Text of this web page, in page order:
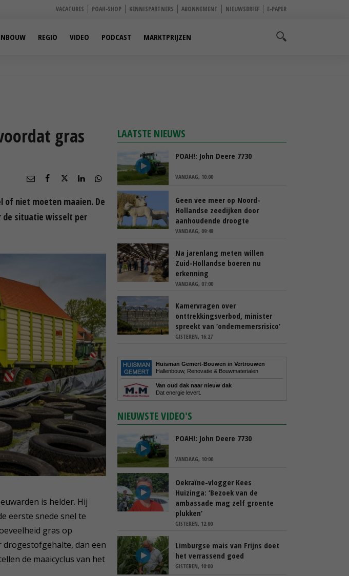
VACATURES POAH-SHOP KENNISPARTNERS ABONNEMENT NIEUWSBRIEF E-PAPER
REGIO VIDEO PODCAST MARKTPRIJZEN
gras
of niet moeten maaien. De
de situatie wisselt per
is helder. Hij
eerste snede snel te
gras op
drogestofgehalte, dan een
de maaicyclus van het
LAATSTE NIEUWS
POAH!: John Deere 7730
VANDAAG, 10:00
Geen vee meer op Noord-
Hollandse zeedijken door
aanhoudende droogte
VANDAAG, 09:48
Na jarenlang meten willen
Zuid-Hollandse boeren nu
erkenning
VANDAAG, 07:00
Kamervragen over
onttrekkingsverbod, minister
spreekt van ‘ondernemersrisico’
GISTEREN, 16:27
Huisman Gemert-Bouwen in Vertrouwen
Hallenbouw, Renovatie & Bouwmaterialen
Van oud dak naar nieuw dak
Dat energie levert.
NIEUWSTE VIDEO'S
POAH!: John Deere 7730
VANDAAG, 10:00
Oekraïne-vlogger Kees
Huizinga: ‘Bezoek van de
ambassade mag zelf groente
plukken’
GISTEREN, 12:00
Limburgse mais van Frijns doet
het verrassend goed
GISTEREN, 10:00